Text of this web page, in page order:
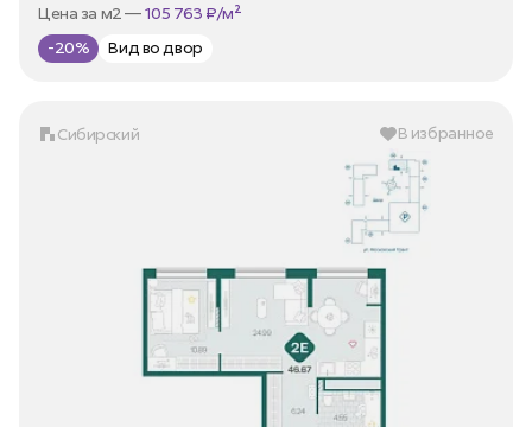
В ипотеку —от 23 675 ₽/мес
Цена за м2 —
-20% Вид во двор
Сибирский В избранное